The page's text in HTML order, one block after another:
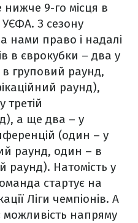
9-го місця в
УЄФА. З сезону
нами право і надалі
в єврокубки – два у
в груповий раунд,
раунд),
третій
а ще два – у
(один – у
раунд, один – в
раунд). Натомість у
стартує на
Ліги чемпіонів. А
можливість напряму